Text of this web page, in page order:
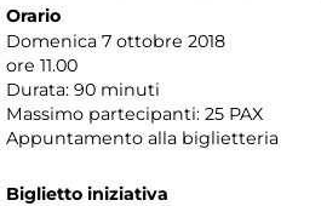
Orario
Domenica 7 ottobre 2018
ore 11.00
Durata: 90 minuti
Massimo partecipanti: 25 PAX
Appuntamento alla biglietteria
Biglietto iniziativa